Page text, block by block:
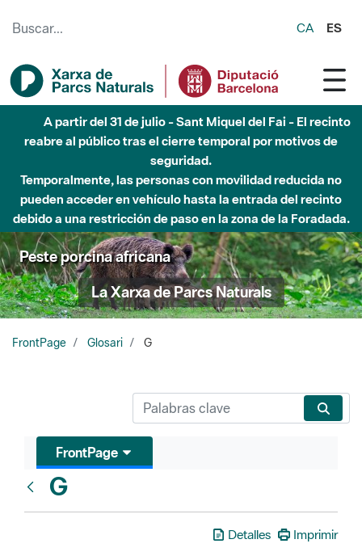
CA ES
A partir del 31 de julio - Sant Miquel del Fai - El recinto
reabre al público tras el cierre temporal por motivos de
seguridad.
Temporalmente, las personas con movilidad reducida no
pueden acceder en vehículo hasta la entrada del recinto
debido a una restricción de paso en la zona de la Foradada.
Peste porcina africana
La Xarxa de Parcs Naturals
FrontPage Glosari G
FrontPage
G
Detalles Imprimir